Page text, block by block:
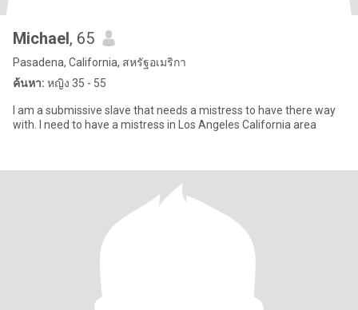
Michael, 65
Pasadena, California, สหรัฐอเมริกา
ค้นหา: หญิง 35 - 55
I am a submissive slave that needs a mistress to have there way
with. I need to have a mistress in Los Angeles California area